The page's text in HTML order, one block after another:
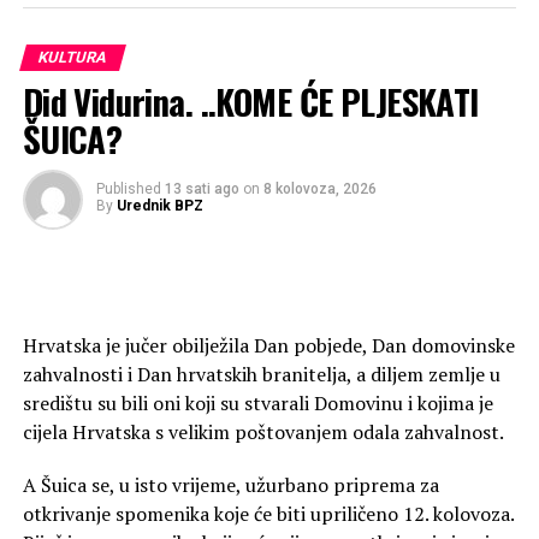
povijesti a i dostojanstvo ljudima koji su podnijeli najveću
žrtvu.
Osam katova i dvije podzemne etaže u
središtu grada
Novo sjedište Autocesta FBiHgradi se na atraktivnoj
četvornih metarau neposrednoj blizini kružnog toka
na Bulevaru, prenosibiznis.ba
KULTURA
Did Vidurina. ..KOME ĆE PLJESKATI
ŠUICA?
Published 13 sati ago on 8 kolovoza, 2026
By Urednik BPZ
Hrvatska je jučer obilježila Dan pobjede, Dan domovinske
zahvalnosti i Dan hrvatskih branitelja, a diljem zemlje u
središtu su bili oni koji su stvarali Domovinu i kojima je
cijela Hrvatska s velikim poštovanjem odala zahvalnost.
A Šuica se, u isto vrijeme, užurbano priprema za
otkrivanje spomenika koje će biti upriličeno 12. kolovoza.